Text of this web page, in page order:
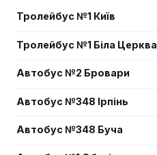
Тролейбус №1 Київ
Тролейбус №1 Біла Церква
Автобус №2 Бровари
Автобус №348 Ірпінь
Автобус №348 Буча